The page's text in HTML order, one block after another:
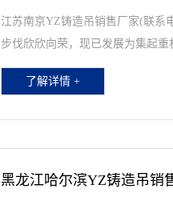
江苏南京YZ铸造吊销售厂家(联系
步伐欣欣向荣，现已发展为集起
了解详情 +
黑龙江哈尔滨YZ铸造吊销